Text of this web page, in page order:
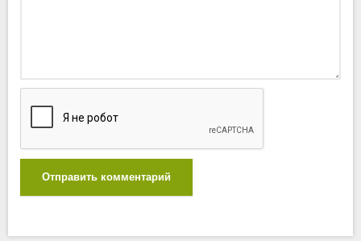
Отправить комментарий